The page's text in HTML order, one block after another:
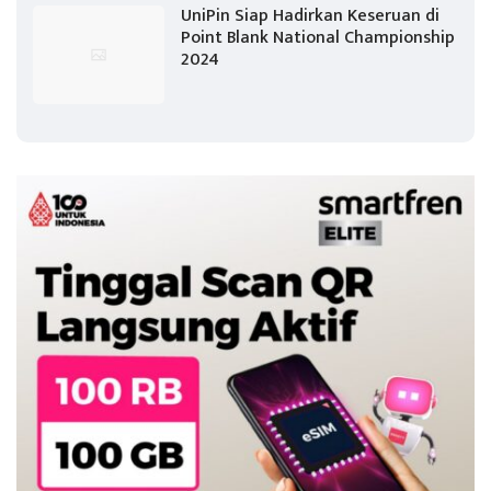
UniPin Siap Hadirkan Keseruan di
Point Blank National Championship
2024